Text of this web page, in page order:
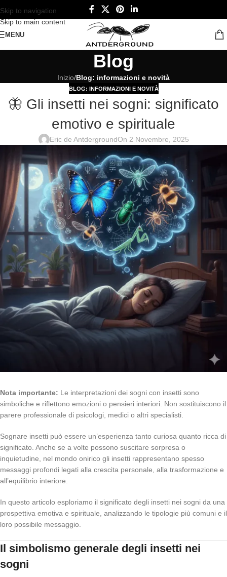
Skip to navigation
Skip to main content
MENU
Blog
Inizio/Blog: informazioni e novità
BLOG: INFORMAZIONI E NOVITÀ
🦋 Gli insetti nei sogni: significato
emotivo e spirituale
Eric de AntdergroundOn 2 Novembre, 2025
Nota importante: Le interpretazioni dei sogni con insetti sono
simboliche e riflettono emozioni o pensieri interiori. Non sostituiscono il
parere professionale di psicologi, medici o altri specialisti.
Sognare insetti può essere un’esperienza tanto curiosa quanto ricca di
significato. Anche se a volte possono suscitare sorpresa o
inquietudine, nel mondo onirico gli insetti rappresentano spesso
messaggi profondi legati alla crescita personale, alla trasformazione e
all’equilibrio interiore.
In questo articolo esploriamo il significato degli insetti nei sogni da una
prospettiva emotiva e spirituale, analizzando le tipologie più comuni e il
loro possibile messaggio.
Il simbolismo generale degli insetti nei
sogni